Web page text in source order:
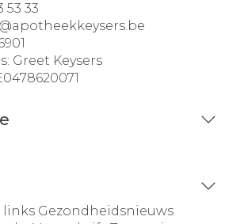
53 33
apotheekkeysers.be
Greet Keysers
links Gezondheidsnieuws